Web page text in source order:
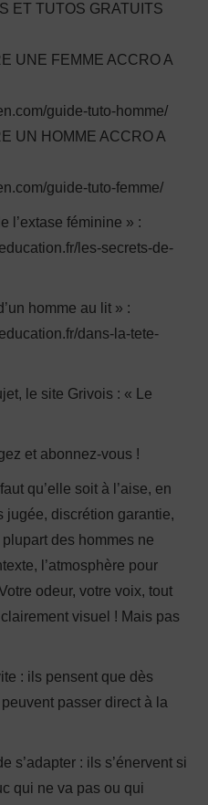
ET TUTOS GRATUITS
UNE FEMME ACCRO A
guide-tuto-homme/
UN HOMME ACCRO A
guide-tuto-femme/
l’extase féminine » :
les-secrets-de-
homme au lit » :
dans-la-tete-
le site Grivois : « Le
et abonnez-vous !
qu’elle soit à l’aise, en
jugée, discrétion garantie,
des hommes ne
l’atmosphère pour
odeur, votre voix, tout
visuel ! Mais pas
: ils pensent que dès
passer direct à la
s’adapter : ils s’énervent si
qui ne va pas ou qui